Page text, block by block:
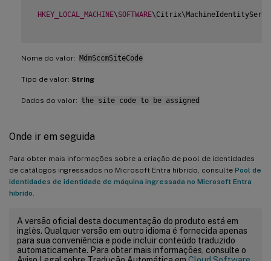
HKEY_LOCAL_MACHINE\ SOFTWARE
Nome do valor: MdmSccmSiteCode
Tipo de valor: String
Dados do valor: the site code to be assigned
Onde ir em seguida
Para obter mais informações sobre a criação de pool de identidades
de catálogos ingressados no Microsoft Entra híbrido, consulte Pool de
identidades de identidade de máquina ingressada no Microsoft Entra
híbrido
A versão oficial desta documentação do produto está em
inglês. Qualquer versão em outro idioma é fornecida apenas
para sua conveniência e pode incluir conteúdo traduzido
automaticamente. Para obter mais informações, consulte o